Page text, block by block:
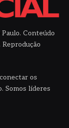
Conteúdo
os
Somos líderes